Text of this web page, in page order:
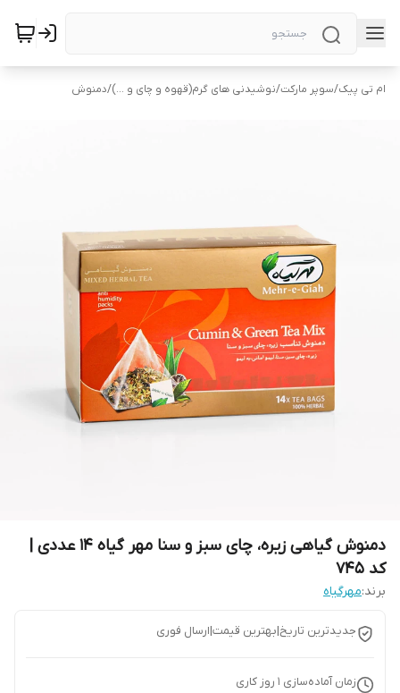
ام تی پیک/سوپر مارکت/نوشیدنی های گرم(قهوه و چای و ...)/دمنوش
دمنوش گیاهی زیره، چای سبز و سنا مهر گیاه 14 عددی |
کد 745
برند:مهرگیاه
جدیدترین تاریخ|بهترین قیمت|ارسال فوری
زمان آماده‌سازی 1 روز کاری